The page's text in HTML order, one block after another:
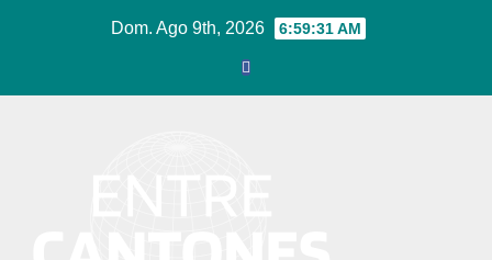
Dom. Ago 9th, 2026 6:59:32 AM